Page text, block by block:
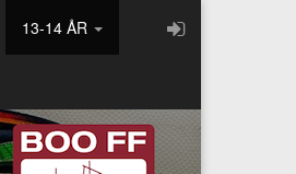
13-14 ÅR